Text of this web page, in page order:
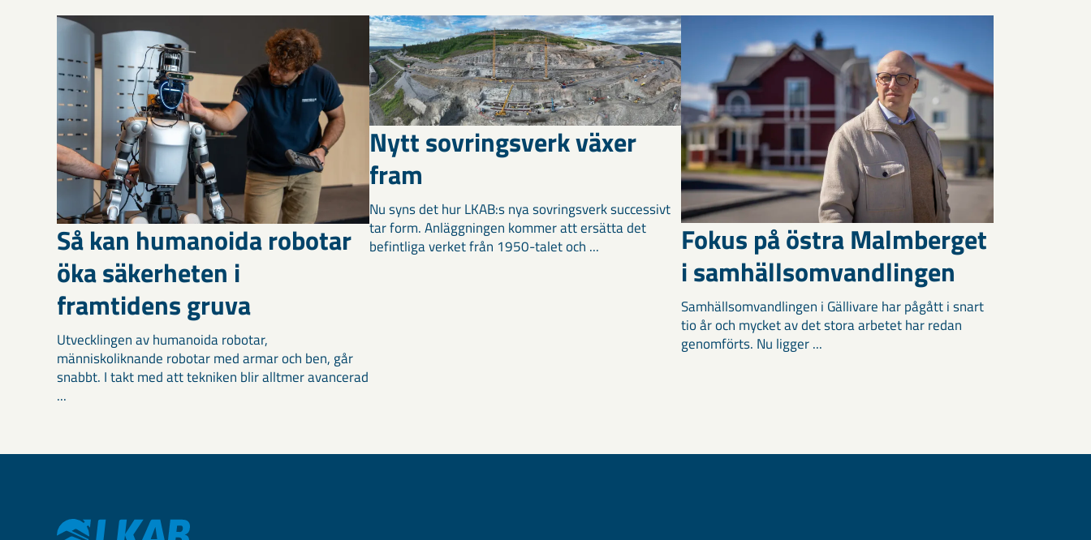
Så kan humanoida robotar
öka säkerheten i
framtidens gruva
Utvecklingen av humanoida robotar,
människoliknande robotar med armar och ben, går
snabbt. I takt med att tekniken blir alltmer avancerad
...
Nytt sovringsverk växer
fram
Nu syns det hur LKAB:s nya sovringsverk successivt
tar form. Anläggningen kommer att ersätta det
befintliga verket från 1950-talet och ...
Fokus på östra Malmberget
i samhällsomvandlingen
Samhällsomvandlingen i Gällivare har pågått i snart
tio år och mycket av det stora arbetet har redan
genomförts. Nu ligger ...